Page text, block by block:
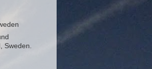
Sweden.